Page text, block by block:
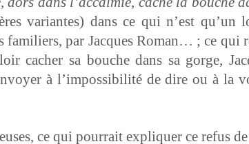
vari­antes) dans ce qui n’est qu’un
fam­i­liers, par Jacques Roman… ; ce
cacher sa bouche dans sa gorge,
à l’im­pos­si­bil­ité de dire ou à la
ce qui pour­rait expli­quer ce refus